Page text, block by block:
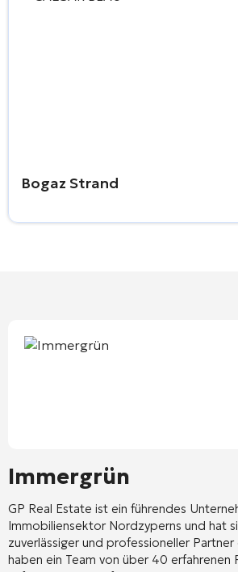
Bogaz Strand
Immergrün
GP Real Estate ist ein führendes
Immobiliensektor Nordzyperns und hat
zuverlässiger und professioneller
haben ein Team von über 40 erfahrenen